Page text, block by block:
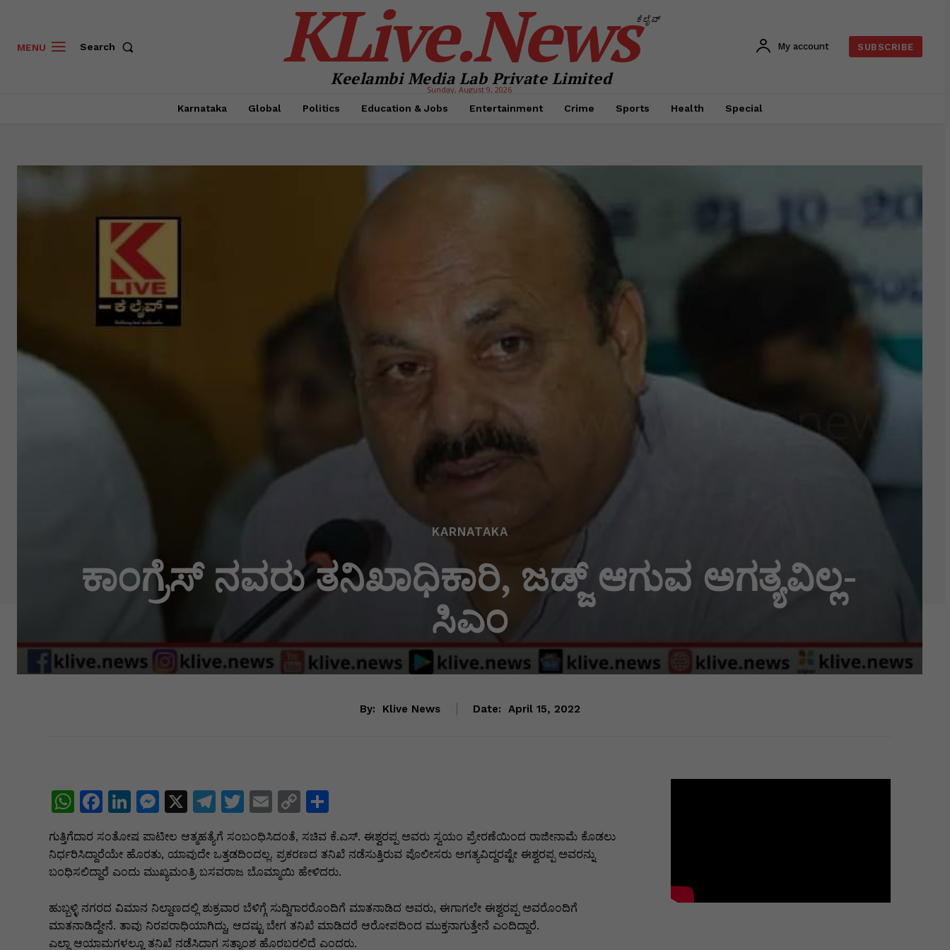
MENU Search KLive.Newsಕೆಲೈವ್
Keelambi Media Lab Private Limited
Sunday, August 9, 2026
My account SUBSCRIBE
Karnataka Global Politics Education & Jobs Entertainment Crime Sports Health Special
KARNATAKA
ಕಾಂಗ್ರೆಸ್ ನವರು ತನಿಖಾಧಿಕಾರಿ, ಜಡ್ಜ್ ಆಗುವ ಅಗತ್ಯವಿಲ್ಲ-
ಸಿಎಂ
By: Klive News Date: April 15, 2022
W
at
s
p
p
F
a
c
e
o
o
Li
n
k
e
n
M
s
s
n
g
X
T
el
e
gr
m
T
itt
er
E
m
ai
l
C
o
p
y
n
k
S
h
ar
e
ಗುತ್ತಿಗೆದಾರ ಸಂತೋಷ ಪಾಟೀಲ ಆತ್ಮಹತ್ಯೆಗೆ ಸಂಬಂಧಿಸಿದಂತೆ, ಸಚಿವ ಕೆ.ಎಸ್. ಈಶ್ವರಪ್ಪ ಅವರು ಸ್ವಯಂ ಪ್ರೇರಣೆಯಿಂದ ರಾಜೀನಾಮೆ ಕೊಡಲು‌
ನಿರ್ಧರಿಸಿದ್ದಾರೆಯೇ ಹೊರತು, ಯಾವುದೇ ಒತ್ತಡದಿಂದಲ್ಲ. ಪ್ರಕರಣದ ತನಿಖೆ ನಡೆಸುತ್ತಿರುವ ಪೊಲೀಸರು ಅಗತ್ಯವಿದ್ದರಷ್ಟೇ ಈಶ್ವರಪ್ಪ ಅವರನ್ನು
ಬಂಧಿಸಲಿದ್ದಾರೆ ಎಂದು ಮುಖ್ಯಮಂತ್ರಿ ಬಸವರಾಜ ಬೊಮ್ಮಾಯಿ‌ ಹೇಳಿದರು.
ಹುಬ್ಬಳ್ಳಿ ನಗರದ ವಿಮಾನ ನಿಲ್ದಾಣದಲ್ಲಿ ಶುಕ್ರವಾರ ಬೆಳಿಗ್ಗೆ ಸುದ್ದಿಗಾರರೊಂದಿಗೆ ಮಾತನಾಡಿದ ಅವರು, ಈಗಾಗಲೇ ಈಶ್ವರಪ್ಪ ಅವರೊಂದಿಗೆ
ಮಾತನಾಡಿದ್ದೇನೆ. ತಾವು ನಿರಪರಾಧಿಯಾಗಿದ್ದು, ಆದಷ್ಟು ಬೇಗ ತನಿಖೆ ಮಾಡಿದರೆ ಆರೋಪದಿಂದ ಮುಕ್ತನಾಗುತ್ತೇನೆ ಎಂದಿದ್ದಾರೆ.
ಎಲ್ಲಾ ಆಯಾಮಗಳಲ್ಲೂ ತನಿಖೆ ನಡೆಸಿದಾಗ ಸತ್ಯಾಂಶ ಹೊರಬರಲಿದೆ ಎಂದರು.